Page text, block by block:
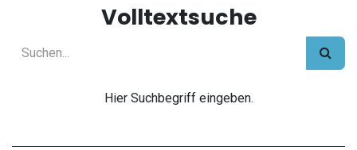
Volltextsuche
Hier Suchbegriff eingeben.